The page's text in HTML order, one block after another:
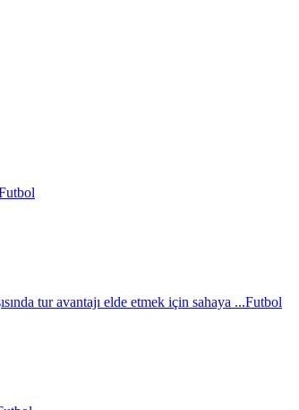
tur avantajı elde etmek için sahaya ...Futbol